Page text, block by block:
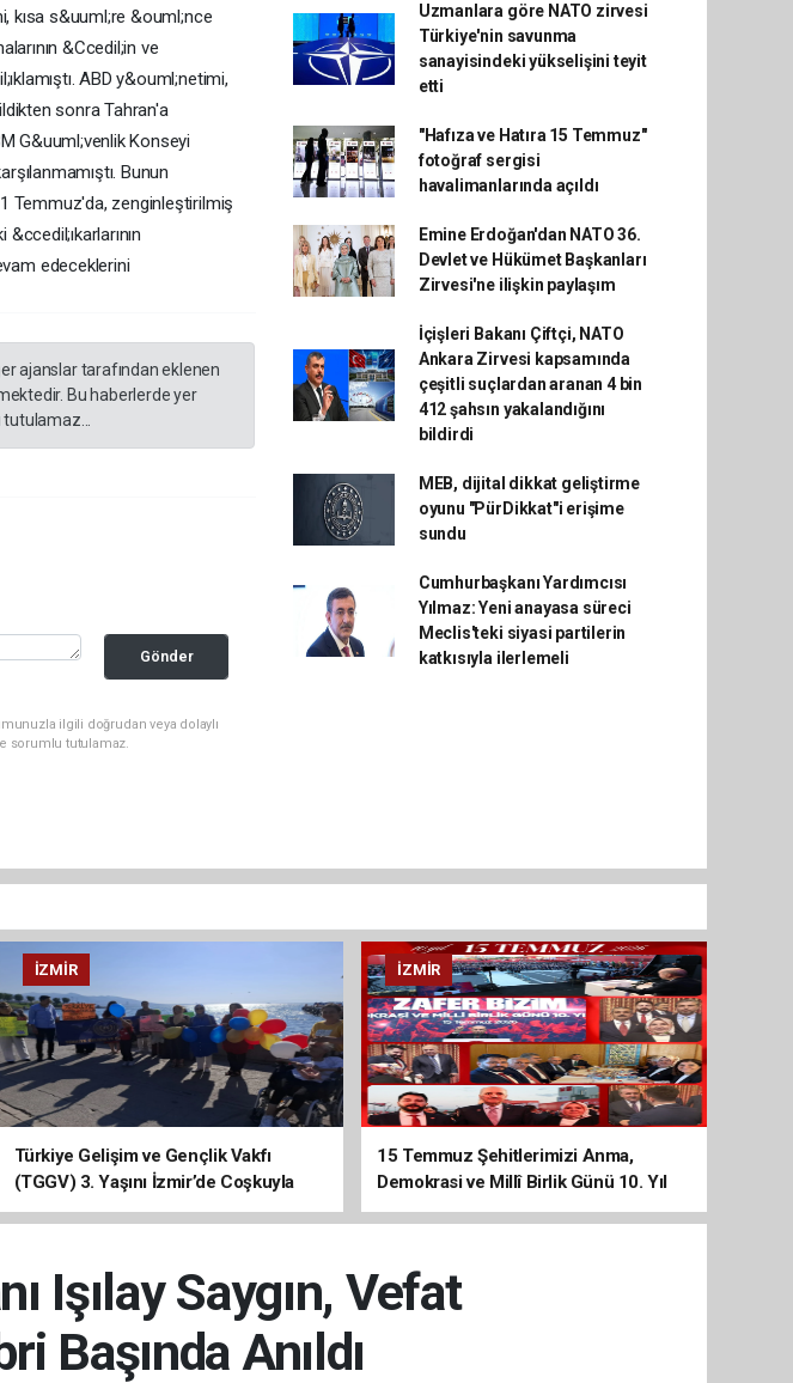
kısa s&uuml;re &ouml;nce
&Ccedil;in ve
ABD y&ouml;netimi,
sonra Tahran'a
G&uuml;venlik Konseyi
Bunun
Temmuz'da, zenginleştirilmiş
edeceklerini
ajanslar tarafından eklenen
Bu haberlerde yer
Gönder
ilgili doğrudan veya dolaylı
sorumlu tutulamaz.
Uzmanlara göre NATO zirvesi
Türkiye'nin savunma
sanayisindeki yükselişini teyit
etti
"Hafıza ve Hatıra 15 Temmuz"
fotoğraf sergisi
havalimanlarında açıldı
Emine Erdoğan'dan NATO 36.
Devlet ve Hükümet Başkanları
Zirvesi'ne ilişkin paylaşım
İçişleri Bakanı Çiftçi, NATO
Ankara Zirvesi kapsamında
çeşitli suçlardan aranan 4 bin
412 şahsın yakalandığını
bildirdi
MEB, dijital dikkat geliştirme
oyunu "PürDikkat"i erişime
sundu
Cumhurbaşkanı Yardımcısı
Yılmaz: Yeni anayasa süreci
Meclis'teki siyasi partilerin
katkısıyla ilerlemeli
İZMIR
Türkiye Gelişim ve Gençlik Vakfı
(TGGV) 3. Yaşını İzmir’de Coşkuyla
Kutladı
İZMIR
15 Temmuz Şehitlerimizi Anma,
Demokrasi ve Millî Birlik Günü 10. Yıl
Programına Yoğun Katılım
Işılay Saygın, Vefat
Başında Anıldı